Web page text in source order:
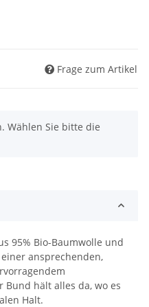
Frage zum Artikel
Wählen Sie bitte die
95% Bio-Baumwolle und
ansprechenden,
Bund hält alles da, wo es
Halt.